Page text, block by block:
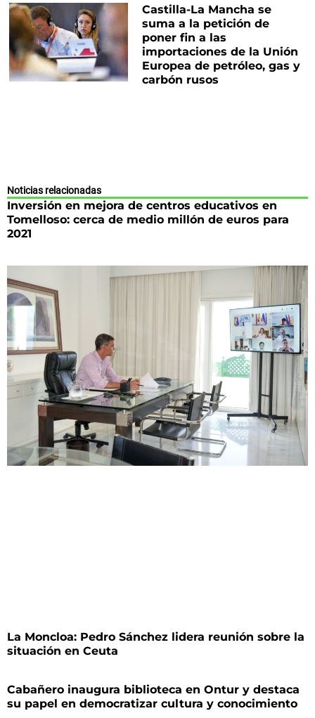
Castilla-La Mancha se
suma a la petición de
poner fin a las
importaciones de la Unión
Europea de petróleo, gas y
carbón rusos
Noticias relacionadas
Inversión en mejora de centros educativos en
Tomelloso: cerca de medio millón de euros para
2021
La Moncloa: Pedro Sánchez lidera reunión sobre la
situación en Ceuta
Cabañero inaugura biblioteca en Ontur y destaca
su papel en democratizar cultura y conocimiento